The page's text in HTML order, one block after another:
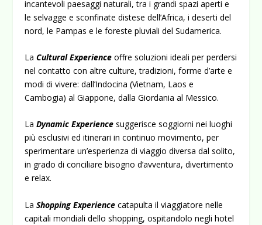
incantevoli paesaggi naturali, tra i grandi spazi aperti e
le selvagge e sconfinate distese dell’Africa, i deserti del
nord, le Pampas e le foreste pluviali del Sudamerica.
LaCultural Experience offre soluzioni ideali per perdersi
nel contatto con altre culture, tradizioni, forme d’arte e
modi di vivere: dall’Indocina (Vietnam, Laos e
Cambogia) al Giappone, dalla Giordania al Messico.
LaDynamic Experience suggerisce soggiorni nei luoghi
più esclusivi ed itinerari in continuo movimento, per
sperimentare un’esperienza di viaggio diversa dal solito,
in grado di conciliare bisogno d’avventura, divertimento
e relax.
LaShopping Experience catapulta il viaggiatore nelle
capitali mondiali dello shopping, ospitandolo negli hotel